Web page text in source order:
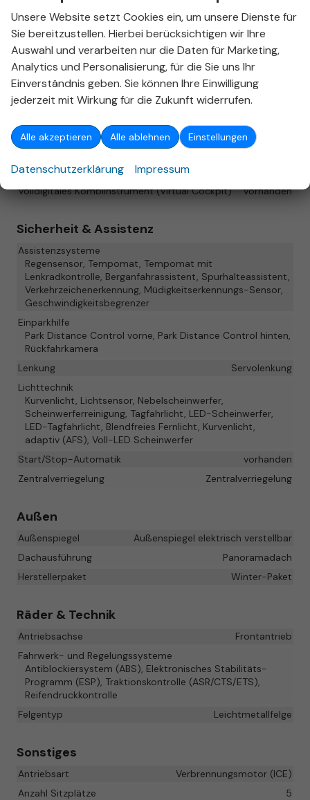
Infotainment & Kommunikation
Assistenzsysteme
Sprachsteuerung
Audioanlage
Radio/MP3-Player, Radio, Schnittstelle USB, Digitalradio
Bordcomputer
vorhanden
Navigationssystem
Navigation, Navigation per Audio
Telefon
Induktionsladen für Smartphones
Volldigitales Kombiinstrument (Virtual Cockpit)
vorhanden
Sicherheit & Assistenz
Assistenzsysteme
Regensensor, Tempomat, Tempomat mit
Lenkradkontrolle, Berganfahrassistent, Spurhalteassistent,
Verkehrzeichenerkennung, Müdigkeitserkennungs-Sensor,
Geschwindigkeitsbegrenzer
Einparkhilfe
Park Distance Control vorne, Park Distance Control hinten,
Rückfahrkamera
Lenkung
Servolenkung
Lichttechnik
Kurvenlicht, Lichtsensor, Nebelscheinwerfer,
Scheinwerferreinigung, Tagfahrlicht, LED-Scheinwerfer,
LED-Tagfahrlicht, Blendfreies Fernlicht, Kurvenlicht,
adaptiv (AFS), Voll-LED Scheinwerfer
Start/Stop-Automatik
vorhanden
Zentralverriegelung
Zentralverriegelung
Außen
Außenspiegel
Außenspiegel elektrisch verstellbar
Dachausführung
Panoramadach
Herstellerpaket
Winter-Paket
Räder & Technik
Antriebsachse
Frontantrieb
Fahrwerk- und Regelungssysteme
Antiblockiersystem (ABS), Elektronisches Stabilitäts-
Programm (ESP), Traktionskontrolle (ASR/CTS/ETS),
Reifendruckkontrolle
Felgentyp
Leichtmetallfelge
Sonstiges
Antriebsart
Verbrennungsmotor (ICE)
Anzahl Sitzplätze
5
Unsere Website setzt Cookies ein, um unsere Dienste für
Sie bereitzustellen. Hierbei berücksichtigen wir Ihre
Auswahl und verarbeiten nur die Daten für Marketing,
Analytics und Personalisierung, für die Sie uns Ihr
Einverständnis geben. Sie können Ihre Einwilligung
jederzeit mit Wirkung für die Zukunft widerrufen.
Alle akzeptieren Alle ablehnen Einstellungen
Datenschutzerklärung Impressum